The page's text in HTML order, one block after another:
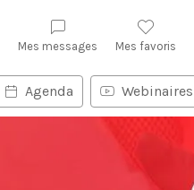
Mes messages Mes favoris
Agenda Webinaires